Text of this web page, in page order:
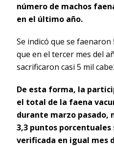
número de machos
en el último año.
Se indicó que se
que en el tercer mes del
sacrificaron casi 5 mil
De esta forma, la
el total de la faena
durante marzo pasado,
3,3 puntos porcentuales
verificada en igual mes